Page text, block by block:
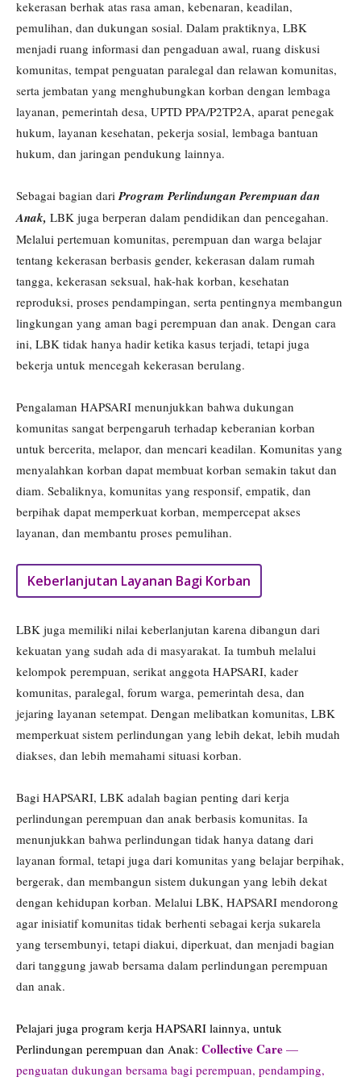
kekerasan berhak atas rasa aman, kebenaran, keadilan,
pemulihan, dan dukungan sosial. Dalam praktiknya, LBK
menjadi ruang informasi dan pengaduan awal, ruang diskusi
komunitas, tempat penguatan paralegal dan relawan komunitas,
serta jembatan yang menghubungkan korban dengan lembaga
layanan, pemerintah desa, UPTD PPA/P2TP2A, aparat penegak
hukum, layanan kesehatan, pekerja sosial, lembaga bantuan
hukum, dan jaringan pendukung lainnya.
Sebagai bagian dariProgram Perlindungan Perempuan dan
Anak, LBK juga berperan dalam pendidikan dan pencegahan.
Melalui pertemuan komunitas, perempuan dan warga belajar
tentang kekerasan berbasis gender, kekerasan dalam rumah
tangga, kekerasan seksual, hak-hak korban, kesehatan
reproduksi, proses pendampingan, serta pentingnya membangun
lingkungan yang aman bagi perempuan dan anak. Dengan cara
ini, LBK tidak hanya hadir ketika kasus terjadi, tetapi juga
bekerja untuk mencegah kekerasan berulang.
Pengalaman HAPSARI menunjukkan bahwa dukungan
komunitas sangat berpengaruh terhadap keberanian korban
untuk bercerita, melapor, dan mencari keadilan. Komunitas yang
menyalahkan korban dapat membuat korban semakin takut dan
diam. Sebaliknya, komunitas yang responsif, empatik, dan
berpihak dapat memperkuat korban, mempercepat akses
layanan, dan membantu proses pemulihan.
Keberlanjutan Layanan Bagi Korban
LBK juga memiliki nilai keberlanjutan karena dibangun dari
kekuatan yang sudah ada di masyarakat. Ia tumbuh melalui
kelompok perempuan, serikat anggota HAPSARI, kader
komunitas, paralegal, forum warga, pemerintah desa, dan
jejaring layanan setempat. Dengan melibatkan komunitas, LBK
memperkuat sistem perlindungan yang lebih dekat, lebih mudah
diakses, dan lebih memahami situasi korban.
Bagi HAPSARI, LBK adalah bagian penting dari kerja
perlindungan perempuan dan anak berbasis komunitas. Ia
menunjukkan bahwa perlindungan tidak hanya datang dari
layanan formal, tetapi juga dari komunitas yang belajar berpihak,
bergerak, dan membangun sistem dukungan yang lebih dekat
dengan kehidupan korban. Melalui LBK, HAPSARI mendorong
agar inisiatif komunitas tidak berhenti sebagai kerja sukarela
yang tersembunyi, tetapi diakui, diperkuat, dan menjadi bagian
dari tanggung jawab bersama dalam perlindungan perempuan
dan anak.
Pelajari juga program kerja HAPSARI lainnya, untuk
Perlindungan perempuan dan Anak: Collective Care —
penguatan dukungan bersama bagi perempuan, pendamping,